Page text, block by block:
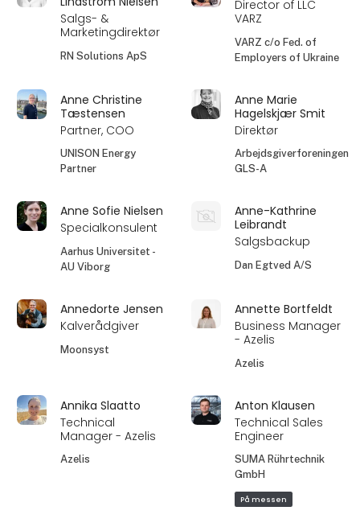
Salgs- &
Marketingdirektør
RN Solutions ApS
Director of LLC
VARZ
VARZ c/o Fed. of
Employers of Ukraine
Anne Christine
Tæstensen
Partner, COO
UNISON Energy
Partner
Anne Marie
Hagelskjær Smit
Direktør
Arbejdsgiverforeningen
GLS-A
Anne Sofie Nielsen
Specialkonsulent
Aarhus Universitet -
AU Viborg
Anne-Kathrine
Leibrandt
Salgsbackup
Dan Egtved A/S
Annedorte Jensen
Kalverådgiver
Moonsyst
Annette Bortfeldt
Business Manager
- Azelis
Azelis
Annika Slaatto
Technical
Manager - Azelis
Azelis
Anton Klausen
Technical Sales
Engineer
SUMA Rührtechnik
GmbH
På messen